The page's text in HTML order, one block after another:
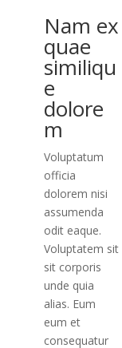
Nam ex
quae
similiqu
e
dolore
m
Voluptatum
officia
dolorem nisi
assumenda
odit eaque.
Voluptatem sit
sit corporis
unde quia
alias. Eum
eum et
consequatur